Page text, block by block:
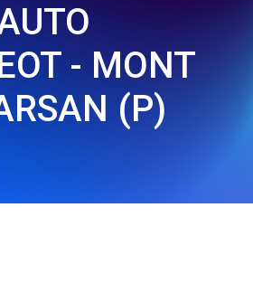
- MONT
(P)